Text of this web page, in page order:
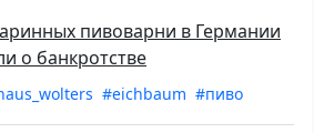
пивоварни в Германии
о банкротстве
#eichbaum #пиво